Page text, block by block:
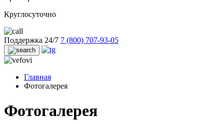
Круглосуточно
Поддержка 24/7 7 (800) 707-93-05
Главная
Фотогалерея
Фотогалерея